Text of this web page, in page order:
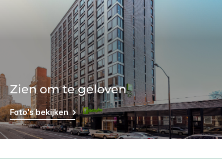
Zien om te geloven
Foto's bekijken